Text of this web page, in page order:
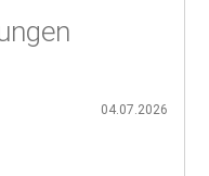
04.07.2026